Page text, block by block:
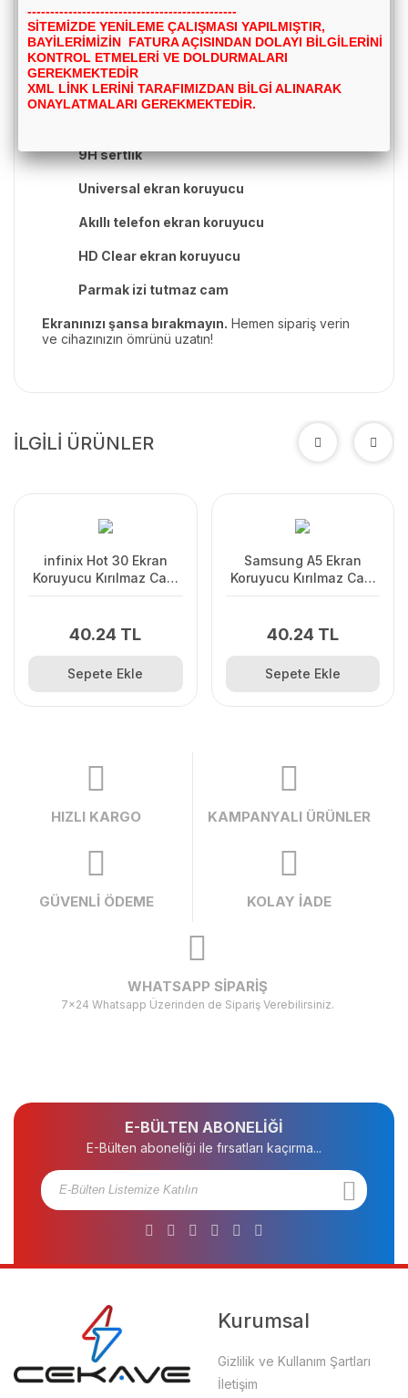
tasarlanmıştır. Parmak izlerini, yağ ve sıvı
lekelerini kolayca temizlemenizi sağlar,
ekranınız her zaman pırıl pırıl kalır.
Kırılmaz cam ekran koruyucu
9H sertlik
Universal ekran koruyucu
Akıllı telefon ekran koruyucu
HD Clear ekran koruyucu
Parmak izi tutmaz cam
Ekranınızı şansa bırakmayın. Hemen sipariş verin
ve cihazınızın ömrünü uzatın!
İLGİLİ ÜRÜNLER
infinix Hot 30 Ekran
Koruyucu Kırılmaz Cam
40.24 TL
Sepete Ekle
Samsung A5 Ekran
Koruyucu Kırılmaz Cam
40.24 TL
Sepete Ekle
HIZLI KARGO KAMPANYALI ÜRÜNLER
GÜVENLİ ÖDEME KOLAY İADE
WHATSAPP SİPARİŞ
7x24 Whatsapp Üzerinden de Sipariş Verebilirsiniz.
E-BÜLTEN ABONELİĞİ
E-Bülten aboneliği ile fırsatları kaçırma...
Kurumsal
Gizlilik ve Kullanım Şartları
İletişim
----------------------------------------------
SİTEMİZDE YENİLEME ÇALIŞMASI YAPILMIŞTIR,
BAYİLERİMİZİN FATURA AÇISINDAN DOLAYI BİLGİLERİNİ
KONTROL ETMELERİ VE DOLDURMALARI
GEREKMEKTEDİR
XML LİNK LERİNİ TARAFIMIZDAN BİLGİ ALINARAK
ONAYLATMALARI GEREKMEKTEDİR.